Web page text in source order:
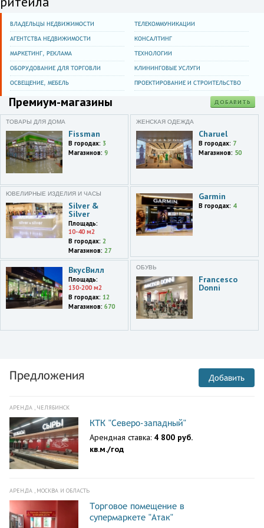
Золотой Вавилон
Москва и область
ул. Декабристов, 12.
Fort Отрадное (Золотой
Вавилон)
Москва
Ленинградский просп.,76а,ТЦ
Конкорд Маркет
Москва и область
Ленинградский проспект, 76
Метромаркет на Соколе
Москва
ул. Профсоюзная,61а,ТЦ
Калужский
Москва
ул. Кировоградская,14,ТЦ
Глобал Сити
ул. Кировоградская, д.14.
Глобал Сити
Москва и область
ул. Маршала Бирюзова, 32.
Пятая авеню
Москва
Москва и область
Москва и область
Новоясеневский проспект, д.
11.
Fort Ясенево (Золотой Вавилон)
Олимпийская деревня, д.3,
корп.1.
Фестиваль
ВЛАДЕЛЬЦЫ НЕДВИЖИМОСТИ ТЕЛЕКОММУНИКАЦИИ
АГЕНТСТВА НЕДВИЖИМОСТИ КОНСАЛТИНГ
МАРКЕТИНГ, РЕКЛАМА ТЕХНОЛОГИИ
ОБОРУДОВАНИЕ ДЛЯ ТОРГОВЛИ КЛИНИНГОВЫЕ УСЛУГИ
ОСВЕЩЕНИЕ, МЕБЕЛЬ ПРОЕКТИРОВАНИЕ И СТРОИТЕЛЬСТВО
ДОБАВИТЬ
Премиум-магазины
ТОВАРЫ ДЛЯ ДОМА
Fissman
В городах: 3
Магазинов: 9
ЖЕНСКАЯ ОДЕЖДА
Charuel
В городах: 7
Магазинов: 50
ЮВЕЛИРНЫЕ ИЗДЕЛИЯ И ЧАСЫ
Silver &
Silver
Площадь:
10-40 м2
В городах: 2
Магазинов: 27
Garmin
В городах: 4
ВкусВилл
Площадь:
130-200 м2
В городах: 12
Магазинов: 670
ОБУВЬ
Francesco
Donni
Предложения Добавить
АРЕНДА , ЧЕЛЯБИНСК
КТК "Северо-западный"
Арендная ставка: 4 800 руб.
кв.м./год
АРЕНДА , МОСКВА И ОБЛАСТЬ
Торговое помещение в
супермаркете "Атак"